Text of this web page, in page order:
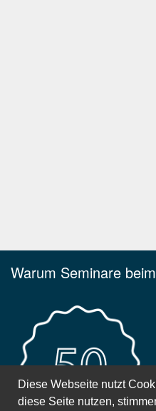
Diese Webseite nutzt
diese Seite nutzen,
Warum Seminare